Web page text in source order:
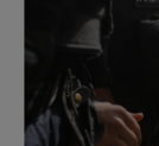
ASCULTĂ
LIVE